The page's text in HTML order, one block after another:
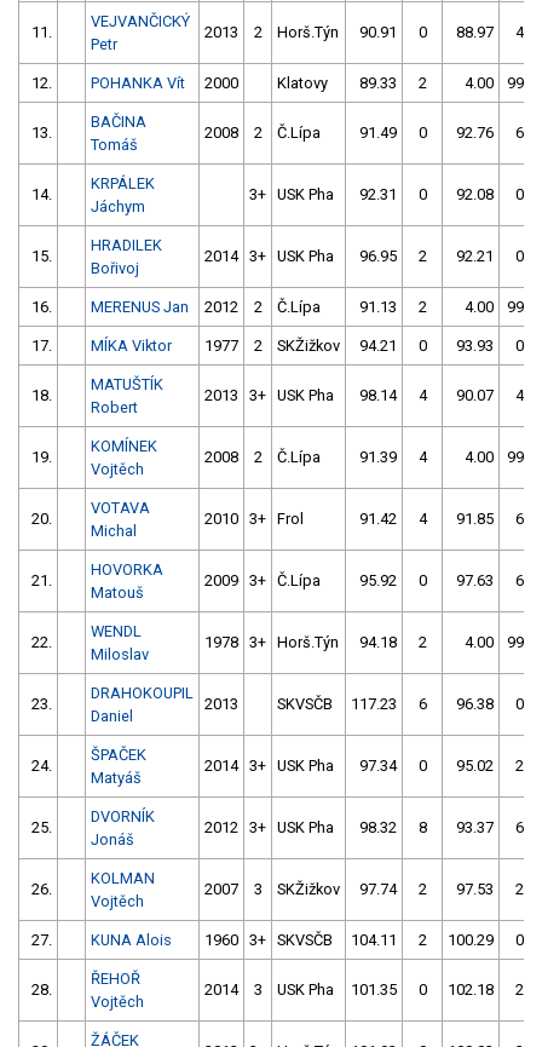
11.
VEJVANČICKÝ
Petr
2013 2 Horš.Týn 90.91 0 88.97 4
12. POHANKA Vít 2000 Klatovy 89.33 2 4.00 999
13.
BAČINA
Tomáš
2008 2 Č.Lípa 91.49 0 92.76 6
14.
KRPÁLEK
Jáchym
3+ USK Pha 92.31 0 92.08 0
15.
HRADILEK
Bořivoj
2014 3+ USK Pha 96.95 2 92.21 0
16. MERENUS Jan 2012 2 Č.Lípa 91.13 2 4.00 999
17. MÍKA Viktor 1977 2 SKŽižkov 94.21 0 93.93 0
18.
MATUŠTÍK
Robert
2013 3+ USK Pha 98.14 4 90.07 4
19.
KOMÍNEK
Vojtěch
2008 2 Č.Lípa 91.39 4 4.00 999
20.
VOTAVA
Michal
2010 3+ Frol 91.42 4 91.85 6
21.
HOVORKA
Matouš
2009 3+ Č.Lípa 95.92 0 97.63 6
22.
WENDL
Miloslav
1978 3+ Horš.Týn 94.18 2 4.00 999
23.
DRAHOKOUPIL
Daniel
2013 SKVSČB 117.23 6 96.38 0
24.
ŠPAČEK
Matyáš
2014 3+ USK Pha 97.34 0 95.02 2
25.
DVORNÍK
Jonáš
2012 3+ USK Pha 98.32 8 93.37 6
26.
KOLMAN
Vojtěch
2007 3 SKŽižkov 97.74 2 97.53 2
27. KUNA Alois 1960 3+ SKVSČB 104.11 2 100.29 0
28.
ŘEHOŘ
Vojtěch
2014 3 USK Pha 101.35 0 102.18 2
ŽÁČEK